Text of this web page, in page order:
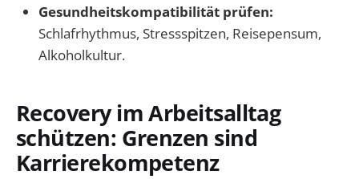
Gesundheitskompatibilität prüfen:
Schlafrhythmus, Stressspitzen, Reisepensum,
Alkoholkultur.
Recovery im Arbeitsalltag
schützen: Grenzen sind
Karrierekompetenz